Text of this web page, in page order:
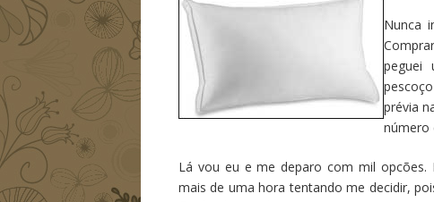
Nunca
peguei
prévia
número
Lá vou eu e me deparo com mil opcões.
mais de uma hora tentando me decidir,